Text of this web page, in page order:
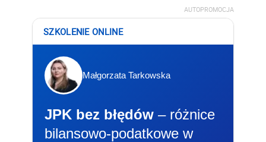
AUTOPROMOCJA
SZKOLENIE ONLINE
Małgorzata Tarkowska
JPK bez błędów – różnice
bilansowo-podatkowe w